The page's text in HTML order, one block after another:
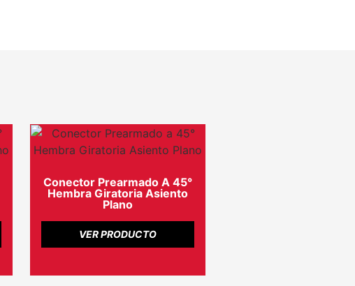
Conector Prearmado A 45°
Hembra Giratoria Asiento
Plano
VER PRODUCTO